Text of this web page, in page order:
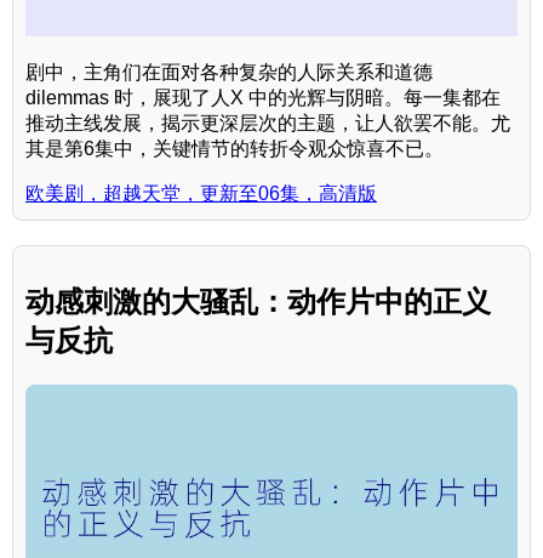
剧中，主角们在面对各种复杂的人际关系和道德
dilemmas 时，展现了人X 中的光辉与阴暗。每一集都在
推动主线发展，揭示更深层次的主题，让人欲罢不能。尤
其是第6集中，关键情节的转折令观众惊喜不已。
欧美剧，超越天堂，更新至06集，高清版
动感刺激的大骚乱：动作片中的正义
与反抗